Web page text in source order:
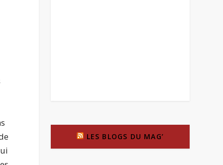
LES BLOGS DU MAG’